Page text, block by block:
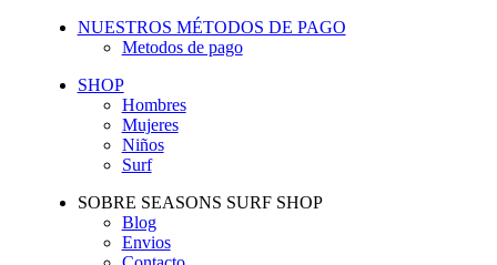
NUESTROS MÉTODOS DE PAGO
Metodos de pago
SHOP
Hombres
Mujeres
Niños
Surf
SOBRE SEASONS SURF SHOP
Blog
Envios